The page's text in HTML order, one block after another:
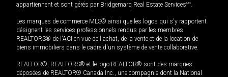
appartiennent et sont gérés par Bridgemarq Real Estate ServicesMD.
Les marques de commerce MLS® ainsi que les logos qui s'y rapportent
désignent les services professionnels rendus par les membres
REALTORS® de l'ACI en vue de l'achat, de la vente et de la location de
biens immobiliers dans le cadre d'un système de vente collaborative.
REALTOR®, REALTORS® et le logo REALTOR® sont des marques
déposées de REALTOR® Canada Inc., une compagnie dont la National